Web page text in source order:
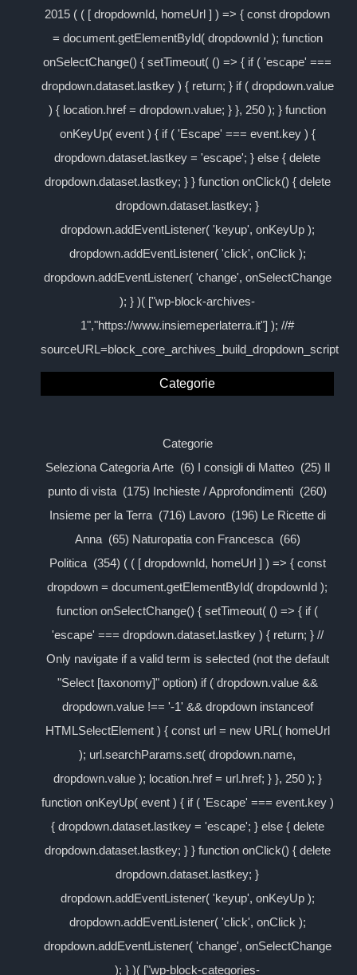
2015 ( ( [ dropdownId, homeUrl ] ) => { const dropdown
= document.getElementById( dropdownId ); function
onSelectChange() { setTimeout( () => { if ( 'escape' ===
dropdown.dataset.lastkey ) { return; } if ( dropdown.value
) { location.href = dropdown.value; } }, 250 ); } function
onKeyUp( event ) { if ( 'Escape' === event.key ) {
dropdown.dataset.lastkey = 'escape'; } else { delete
dropdown.dataset.lastkey; } } function onClick() { delete
dropdown.dataset.lastkey; }
dropdown.addEventListener( 'keyup', onKeyUp );
dropdown.addEventListener( 'click', onClick );
dropdown.addEventListener( 'change', onSelectChange
); } )( ["wp-block-archives-
1","https://www.insiemeperlaterra.it"] ); //#
sourceURL=block_core_archives_build_dropdown_script
Categorie
Categorie
Seleziona Categoria Arte (6) I consigli di Matteo (25) Il
punto di vista (175) Inchieste / Approfondimenti (260)
Insieme per la Terra (716) Lavoro (196) Le Ricette di
Anna (65) Naturopatia con Francesca (66)
Politica (354) ( ( [ dropdownId, homeUrl ] ) => { const
dropdown = document.getElementById( dropdownId );
function onSelectChange() { setTimeout( () => { if (
'escape' === dropdown.dataset.lastkey ) { return; } //
Only navigate if a valid term is selected (not the default
"Select [taxonomy]" option) if ( dropdown.value &&
dropdown.value !== '-1' && dropdown instanceof
HTMLSelectElement ) { const url = new URL( homeUrl
); url.searchParams.set( dropdown.name,
dropdown.value ); location.href = url.href; } }, 250 ); }
function onKeyUp( event ) { if ( 'Escape' === event.key )
{ dropdown.dataset.lastkey = 'escape'; } else { delete
dropdown.dataset.lastkey; } } function onClick() { delete
dropdown.dataset.lastkey; }
dropdown.addEventListener( 'keyup', onKeyUp );
dropdown.addEventListener( 'click', onClick );
dropdown.addEventListener( 'change', onSelectChange
); } )( ["wp-block-categories-